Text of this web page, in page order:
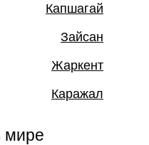
Капшагай
Зайсан
Жаркент
Каражал
мире